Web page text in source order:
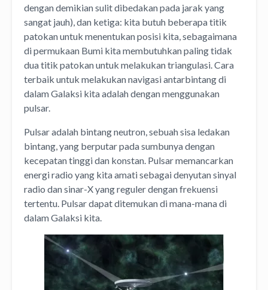
dengan demikian sulit dibedakan pada jarak yang
sangat jauh), dan ketiga: kita butuh beberapa titik
patokan untuk menentukan posisi kita, sebagaimana
di permukaan Bumi kita membutuhkan paling tidak
dua titik patokan untuk melakukan triangulasi. Cara
terbaik untuk melakukan navigasi antarbintang di
dalam Galaksi kita adalah dengan menggunakan
pulsar.
Pulsar adalah bintang neutron, sebuah sisa ledakan
bintang, yang berputar pada sumbunya dengan
kecepatan tinggi dan konstan. Pulsar memancarkan
energi radio yang kita amati sebagai denyutan sinyal
radio dan sinar-X yang reguler dengan frekuensi
tertentu. Pulsar dapat ditemukan di mana-mana di
dalam Galaksi kita.